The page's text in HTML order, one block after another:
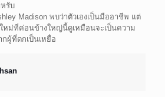
รับ
Madison พบว่าตัวเองเป็นมืออาชีพ แต่
ม่ที่ค่อนข้างใหญ่นี้ดูเหมือนจะเป็นความ
ผู้ที่ตกเป็นเหยื่อ